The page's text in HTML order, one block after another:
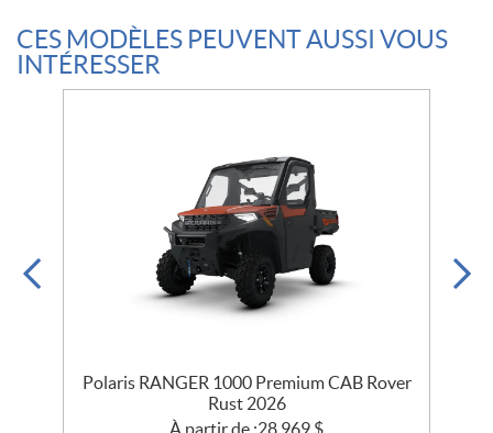
CES MODÈLES PEUVENT AUSSI VOUS
INTÉRESSER
Polaris RANGER 1000 Premium CAB Rover
Rust 2026
À partir de :28 969 $